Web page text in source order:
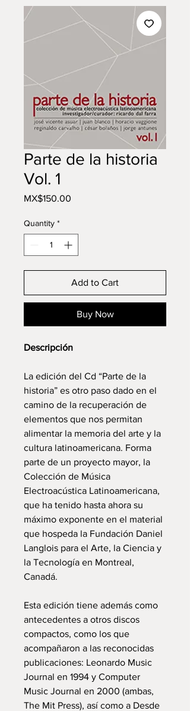
Parte de la historia
Vol. 1
MX$150.00
Quantity *
Add to Cart
Buy Now
Descripción
La edición del Cd “Parte de la
historia” es otro paso dado en el
camino de la recuperación de
elementos que nos permitan
alimentar la memoria del arte y la
cultura latinoamericana. Forma
parte de un proyecto mayor, la
Colección de Música
Electroacústica Latinoamericana,
que ha tenido hasta ahora su
máximo exponente en el material
que hospeda la Fundación Daniel
Langlois para el Arte, la Ciencia y
la Tecnología en Montreal,
Canadá.
Esta edición tiene además como
antecedentes a otros discos
compactos, como los que
acompañaron a las reconocidas
publicaciones: Leonardo Music
Journal en 1994 y Computer
Music Journal en 2000 (ambas,
The Mit Press), así como a Desde